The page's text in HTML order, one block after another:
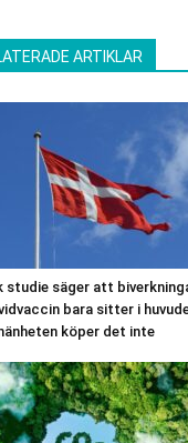
ARTIKLAR
studie säger att
bara sitter i
köper det inte